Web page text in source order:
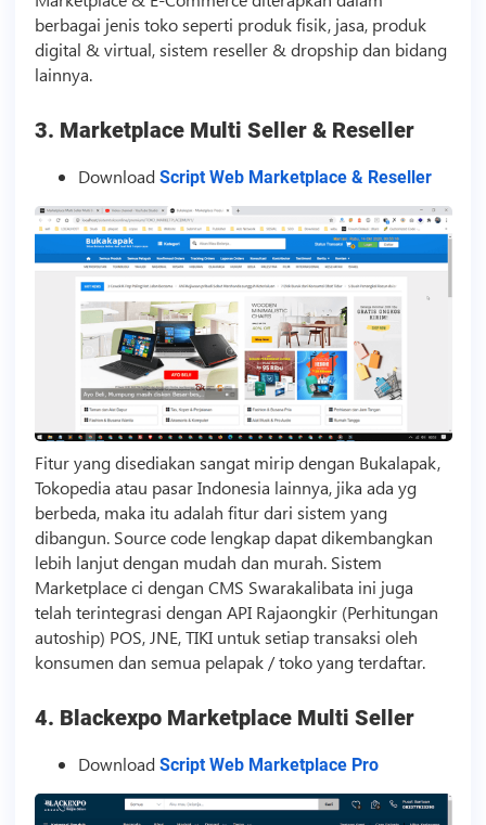
berbagai jenis toko seperti produk fisik, jasa, produk
digital & virtual, sistem reseller & dropship dan bidang
lainnya.
3. Marketplace Multi Seller & Reseller
Download Script Web Marketplace & Reseller
Fitur yang disediakan sangat mirip dengan Bukalapak,
Tokopedia atau pasar Indonesia lainnya, jika ada yg
berbeda, maka itu adalah fitur dari sistem yang
dibangun. Source codelengkap dapat dikembangkan
lebih lanjut dengan mudah dan murah. Sistem
Marketplace ci dengan CMS Swarakalibata ini juga
telah terintegrasi dengan API Rajaongkir (Perhitungan
autoship) POS, JNE, TIKI untuk setiap transaksi oleh
konsumen dan semua pelapak / toko yang terdaftar.
4. Blackexpo Marketplace Multi Seller
Download Script Web Marketplace Pro